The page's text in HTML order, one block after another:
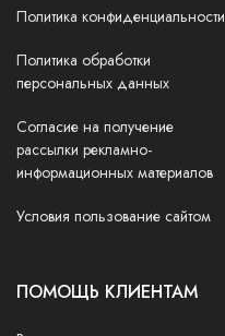
Политика конфиденциальности
Политика обработки
персональных данных
Согласие на получение
рассылки рекламно-
информационных материалов
Условия пользование сайтом
ПОМОЩЬ КЛИЕНТАМ